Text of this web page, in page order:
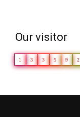
Our visitor
1 3 3 5 9 2